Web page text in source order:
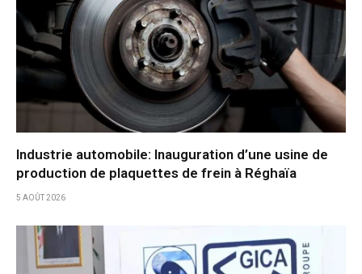
Industrie automobile: Inauguration d’une usine de
production de plaquettes de frein à Réghaïa
5 AOÛT 2026